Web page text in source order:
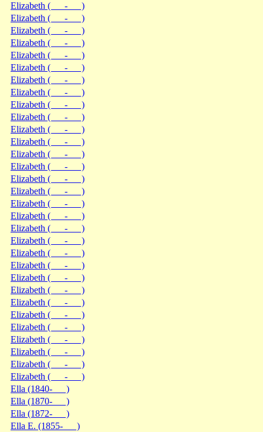
Elizabeth ( - )
Elizabeth ( - )
Elizabeth ( - )
Elizabeth ( - )
Elizabeth ( - )
Elizabeth ( - )
Elizabeth ( - )
Elizabeth ( - )
Elizabeth ( - )
Elizabeth ( - )
Elizabeth ( - )
Elizabeth ( - )
Elizabeth ( - )
Elizabeth ( - )
Elizabeth ( - )
Elizabeth ( - )
Elizabeth ( - )
Elizabeth ( - )
Elizabeth ( - )
Elizabeth ( - )
Elizabeth ( - )
Elizabeth ( - )
Elizabeth ( - )
Elizabeth ( - )
Elizabeth ( - )
Elizabeth ( - )
Elizabeth ( - )
Elizabeth ( - )
Elizabeth ( - )
Elizabeth ( - )
Elizabeth ( - )
Ella (1840- )
Ella (1870- )
Ella (1872- )
Ella E. (1855- )